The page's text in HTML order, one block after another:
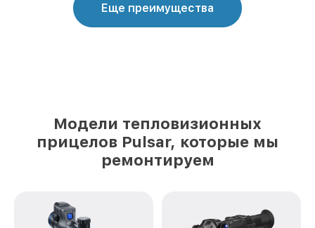
Еще преимущества
Модели тепловизионных
прицелов Pulsar, которые мы
ремонтируем